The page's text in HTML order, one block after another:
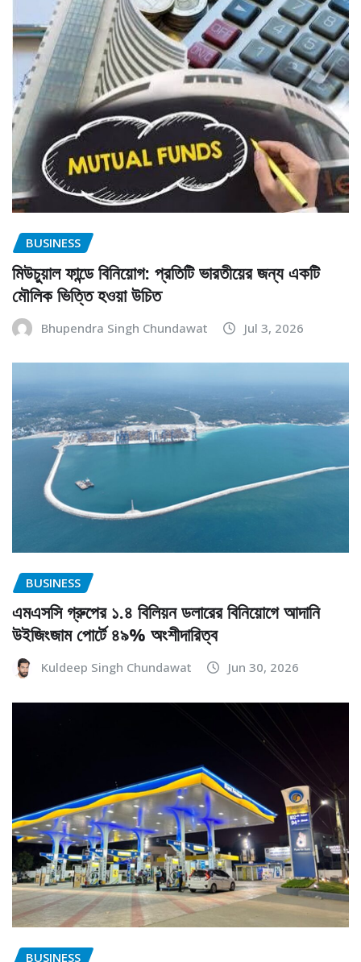
BUSINESS
মিউচুয়াল ফান্ডে বিনিয়োগ: প্রতিটি ভারতীয়ের জন্য একটি
মৌলিক ভিত্তি হওয়া উচিত
Bhupendra Singh Chundawat Jul 3, 2026
BUSINESS
এমএসসি গ্রুপের ১.৪ বিলিয়ন ডলারের বিনিয়োগে আদানি
উইজিংজাম পোর্টে ৪৯% অংশীদারিত্ব
Kuldeep Singh Chundawat Jun 30, 2026
BUSINESS